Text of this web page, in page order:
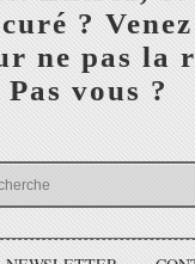
?
ne pas la
vous ?